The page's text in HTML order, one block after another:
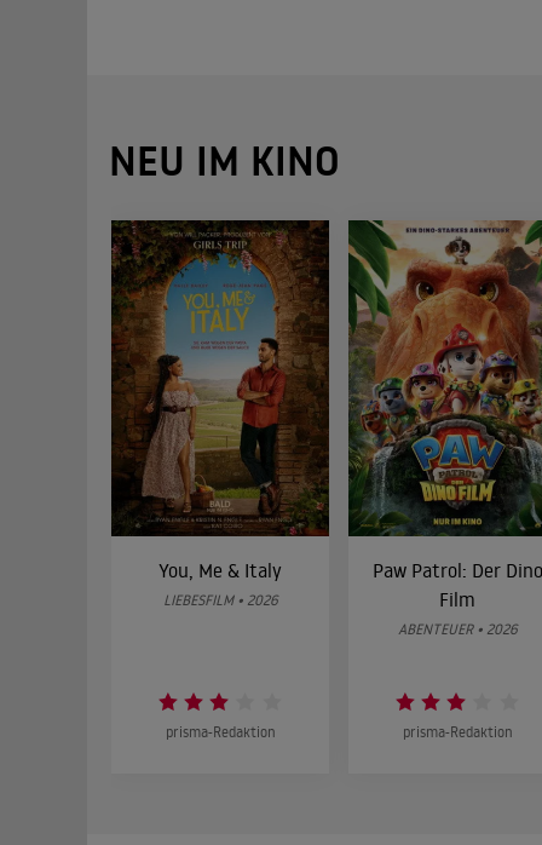
NEU IM KINO
You, Me & Italy
LIEBESFILM • 2026
prisma-Redaktion
Paw Patrol: Der Dino
Film
ABENTEUER • 2026
prisma-Redaktion